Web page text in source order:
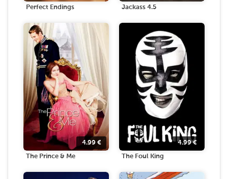
Perfect Endings Jackass 4.5
4.99 €
The Prince & Me
4.99€
The Foul King